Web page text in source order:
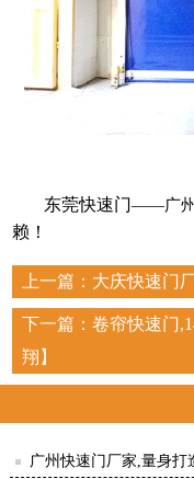
东莞快速门——广
赖！
上一篇： 大庆快速门
下一篇： 卷帘快速门
翔】
广州快速门厂家,量身打